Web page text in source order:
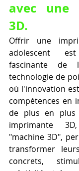
avec une
3D.
Offrir une
adolescent
fascinante de
technologie de
où l'innovation
compétences en
de plus en plus
imprimante
"machine 3D",
transformer
concrets,